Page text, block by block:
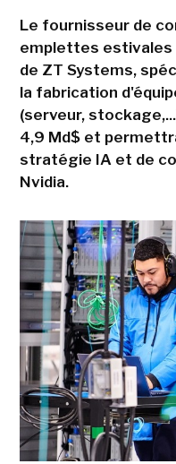
Le fournisseur de
emplettes
de ZT Systems,
la fabrication
(serveur,
4,9 Md$ et
stratégie IA et de
Nvidia.